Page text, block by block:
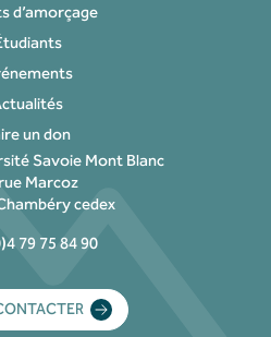
d’amorçage
un don
Savoie Mont Blanc
Marcoz
cedex
79 75 84 90